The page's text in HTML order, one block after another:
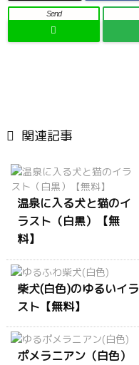
Send
 関連記事
温泉に入る犬と猫のイ
ラスト（白黒）【無
料】
柴犬(白色)のゆるいイラ
スト【無料】
ポメラニアン（白色）